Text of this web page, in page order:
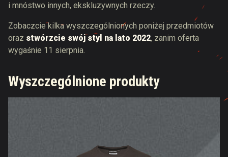
i mnóstwo innych, ekskluzywnych rzeczy.
Zobaczcie kilka wyszczególnionych poniżej przedmiotów
oraz stwórzcie swój styl na lato 2022, zanim oferta
wygaśnie 11 sierpnia.
Wyszczególnione produkty